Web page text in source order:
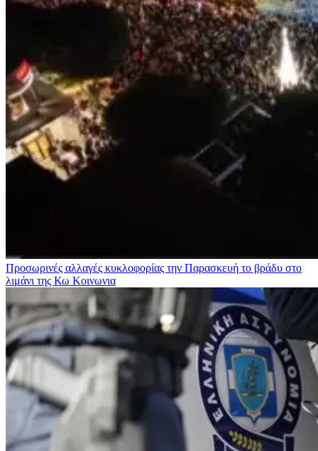
Προσωρινές αλλαγές κυκλοφορίας την Παρασκευή το βράδυ στο
λιμάνι της Κω Κοινωνια